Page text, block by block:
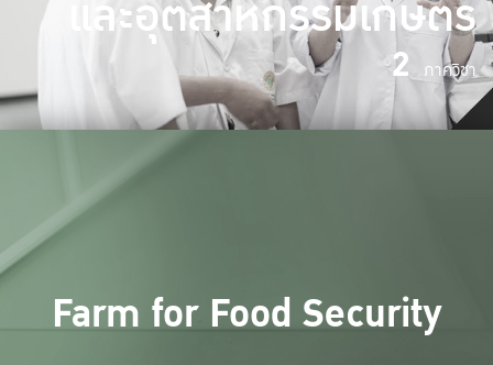
และอุตสาหกรรมเกษตร
2 ภาควิชา
Farm for Food Security